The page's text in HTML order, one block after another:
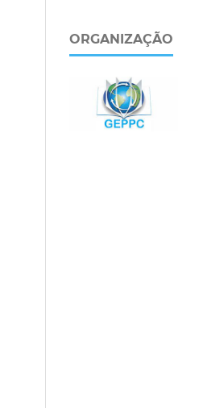
ORGANIZAÇÃO